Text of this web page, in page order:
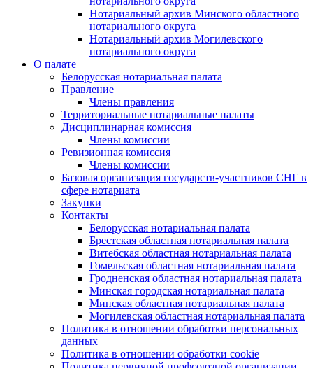
Нотариальный архив Минского областного
нотариального округа
Нотариальный архив Могилевского
нотариального округа
О палате
Белорусская нотариальная палата
Правление
Члены правления
Территориальные нотариальные палаты
Дисциплинарная комиссия
Члены комиссии
Ревизионная комиссия
Члены комиссии
Базовая организация государств-участников СНГ в
сфере нотариата
Закупки
Контакты
Белорусская нотариальная палата
Брестская областная нотариальная палата
Витебская областная нотариальная палата
Гомельская областная нотариальная палата
Гродненская областная нотариальная палата
Минская городская нотариальная палата
Минская областная нотариальная палата
Могилевская областная нотариальная палата
Политика в отношении обработки персональных
данных
Политика в отношении обработки cookie